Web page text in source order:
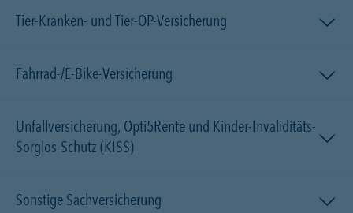
Tier-Kranken- und Tier-OP-Versicherung
Fahrrad-/E-Bike-Versicherung
Unfallversicherung, Opti5Rente und Kinder-Invaliditäts-
Sorglos-Schutz (KISS)
Sonstige Sachversicherung